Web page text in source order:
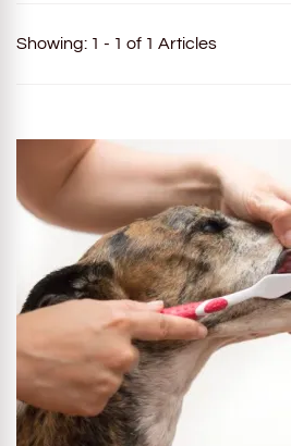
Showing: 1 - 1 of 1 Articles